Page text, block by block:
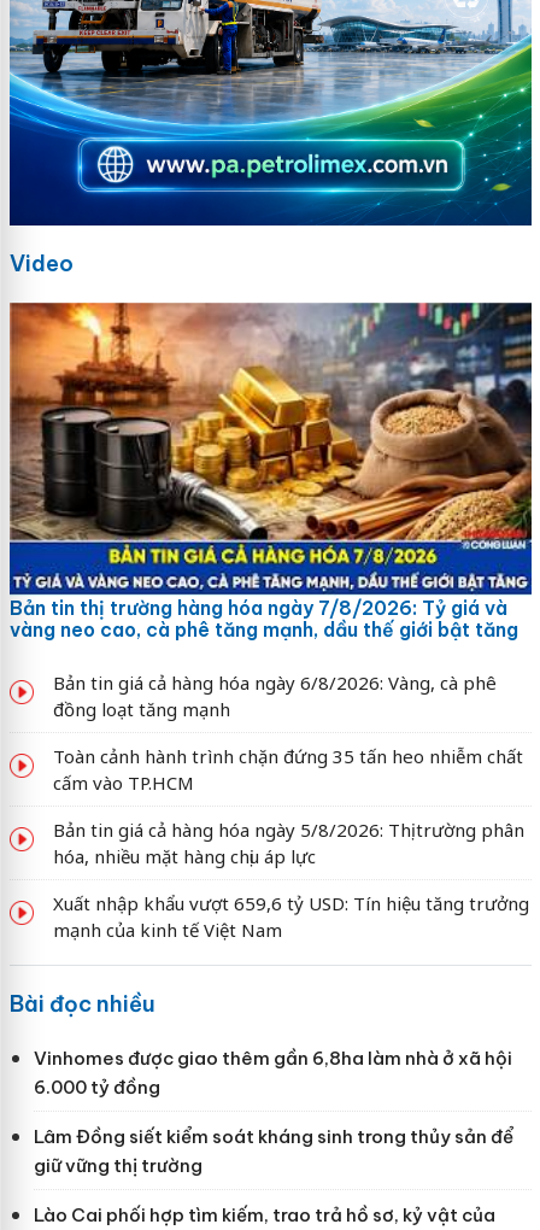
Video
Bản tin thị trường hàng hóa ngày 7/8/2026: Tỷ giá và
vàng neo cao, cà phê tăng mạnh, dầu thế giới bật tăng
Bản tin giá cả hàng hóa ngày 6/8/2026: Vàng, cà phê
đồng loạt tăng mạnh
Toàn cảnh hành trình chặn đứng 35 tấn heo nhiễm chất
cấm vào TP.HCM
Bản tin giá cả hàng hóa ngày 5/8/2026: Thị trường phân
hóa, nhiều mặt hàng chịu áp lực
Xuất nhập khẩu vượt 659,6 tỷ USD: Tín hiệu tăng trưởng
mạnh của kinh tế Việt Nam
Bài đọc nhiều
Vinhomes được giao thêm gần 6,8ha làm nhà ở xã hội
6.000 tỷ đồng
Lâm Đồng siết kiểm soát kháng sinh trong thủy sản để
giữ vững thị trường
Lào Cai phối hợp tìm kiếm, trao trả hồ sơ, kỷ vật của